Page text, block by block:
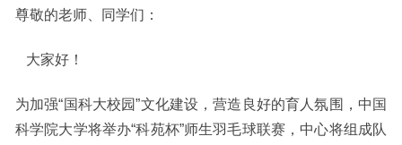
尊敬的老师、同学们：
大家好！
为加强“国科大校园”文化建设，营造良好的育人氛围，中国
科学院大学将举办“科苑杯”师生羽毛球联赛，中心将组成队